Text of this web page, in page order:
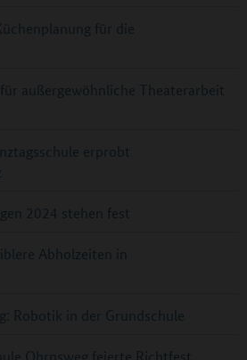
für die
außergewöhnliche Theaterarbeit
erprobt
2024 stehen fest
Abholzeiten in
Robotik in der Grundschule